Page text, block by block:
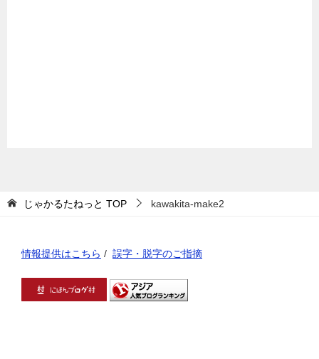
じゃかるたねっと TOP kawakita-make2
情報提供はこちら / 誤字・脱字のご指摘